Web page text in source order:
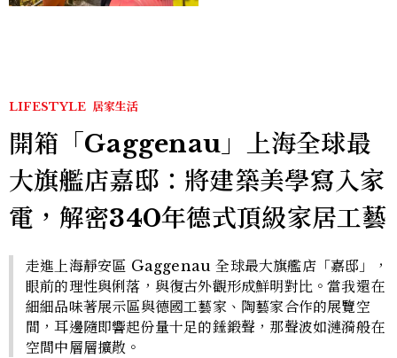
LIFESTYLE 居家生活
開箱「Gaggenau」上海全球最
大旗艦店嘉邸：將建築美學寫入家
電，解密340年德式頂級家居工藝
走進上海靜安區 Gaggenau 全球最大旗艦店「嘉邸」，
眼前的理性與俐落，與復古外觀形成鮮明對比。當我還在
細細品味著展示區與德國工藝家、陶藝家合作的展覽空
間，耳邊隨即響起份量十足的錘鍛聲，那聲波如漣漪般在
空間中層層擴散。